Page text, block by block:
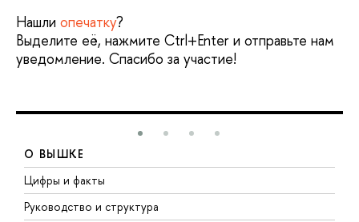
Нашли опечатку?
ыделите её, нажмите Ctrl+Enter и отправьте нам
уведомление. Спасибо за участие!
О ВЫШКЕ
Цифры и факты
Руководство и структура